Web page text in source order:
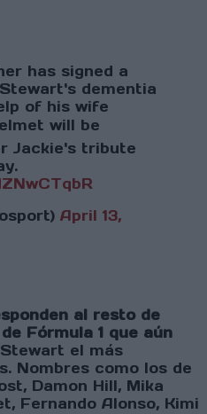
has signed a
dementia
of his wife
will be
Jackie's tribute
April 13,
al resto de
Fórmula 1 que aún
el más
Nombres como los de
Damon Hill, Mika
Fernando Alonso, Kimi